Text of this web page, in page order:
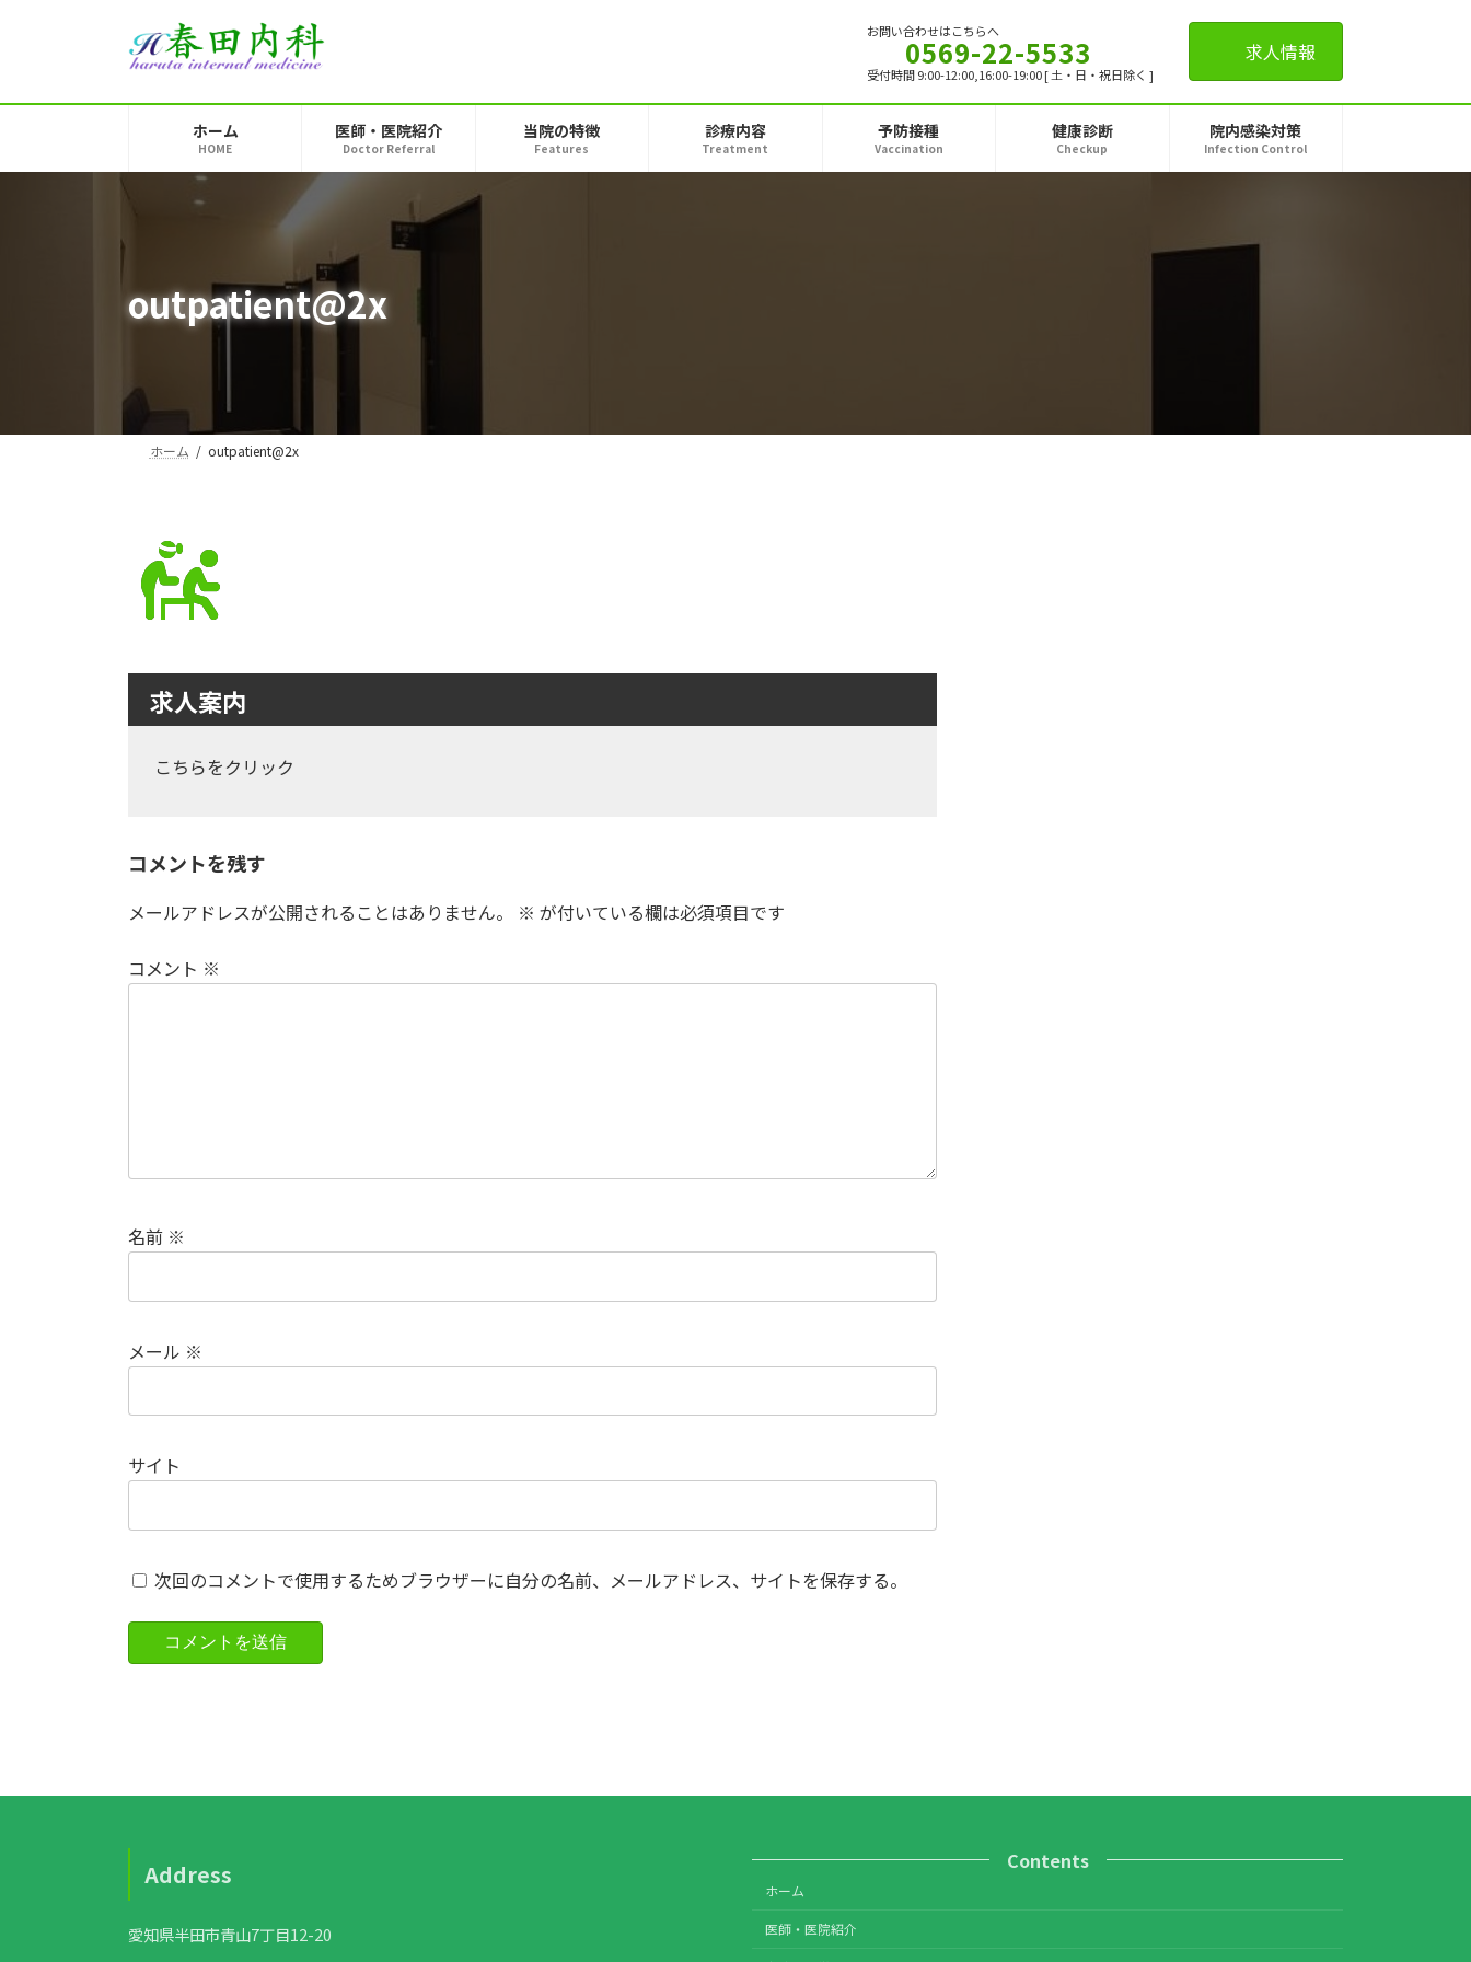
ス
ン
お問い合わせはこちらへ
0569-22-5533
受付時間 9:00-12:00,16:00-19:00 [ 土・日・祝日除く ]
求人情報
ホーム
HOME
医師・医院紹介
Doctor Referral
当院の特徴
Features
診療内容
Treatment
予防接種
Vaccination
健康診断
Checkup
院内感染対策
Infection Control
outpatient@2x
ホーム outpatient@2x
求人案内
こちらをクリック
コメントを残す
メールアドレスが公開されることはありません。 ※ が付いている欄は必須項目です
コメント ※
名前 ※
メール ※
サイト
次回のコメントで使用するためブラウザーに自分の名前、メールアドレス、サイトを保存する。
Address
愛知県半田市青山7丁目12-20
Contents
ホーム
医師・医院紹介